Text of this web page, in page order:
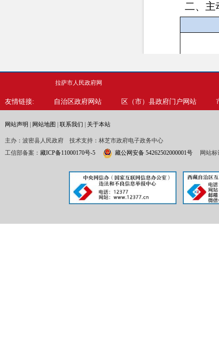
二、主
拉萨市人民政府网
友情链接: 自治区政府网站 区（市）县政府门户网站
网站声明 网站地图 联系我们 关于本站
主办：波密县人民政府 技术支持：林芝市政府电子政务中心
工信部备案： 藏ICP备11000170号-5 藏公网安备 54262502000001号 网站标